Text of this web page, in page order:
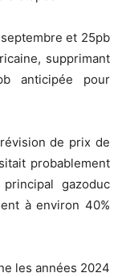
et 25pb
supprimant
anticipée pour
de prix de
probablement
gazoduc
à environ 40%
les années 2024